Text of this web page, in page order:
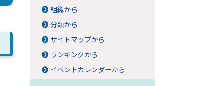
組織から
分類から
サイトマップから
ランキングから
イベントカレンダーから